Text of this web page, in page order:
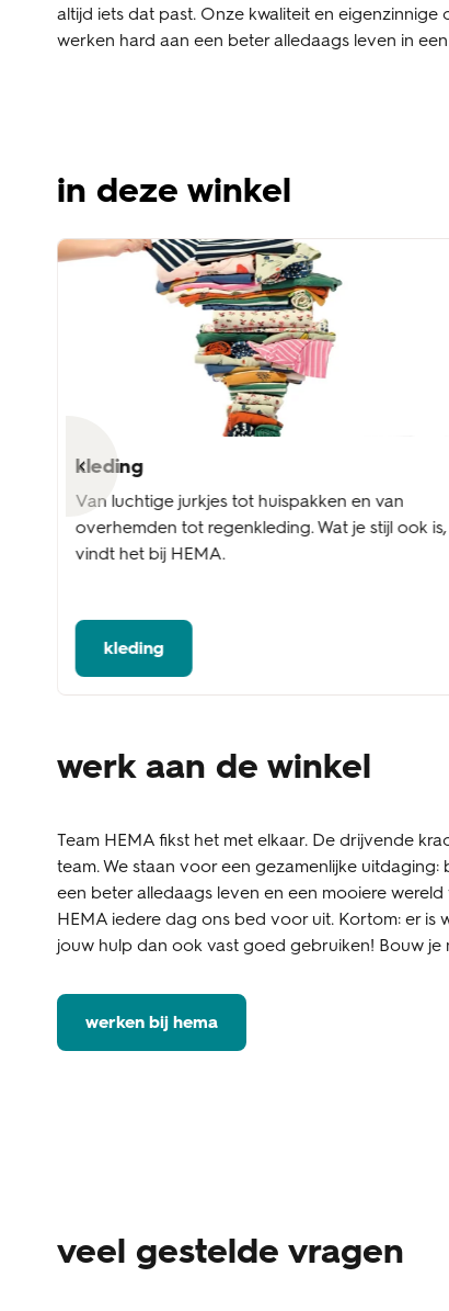
altijd iets dat past. Onze kwaliteit en
werken hard aan een beter alledaags leven in
in deze winkel
kleding
Van luchtige jurkjes tot huispakken en van
overhemden tot regenkleding. Wat je stijl ook
vindt het bij HEMA.
kleding
werk aan de winkel
Team HEMA fikst het met elkaar. De drijvende
team. We staan voor een gezamenlijke
een beter alledaags leven en een mooiere
HEMA iedere dag ons bed voor uit. Kortom: er is
jouw hulp dan ook vast goed gebruiken! Bouw je
werken bij hema
veel gestelde vragen